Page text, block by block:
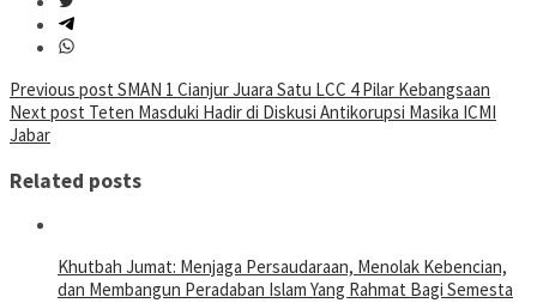
Post
navigation
Previous post SMAN 1 Cianjur Juara Satu LCC 4 Pilar Kebangsaan
Next post Teten Masduki Hadir di Diskusi Antikorupsi Masika ICMI
Jabar
Related posts
Khutbah Jumat: Menjaga Persaudaraan, Menolak Kebencian,
dan Membangun Peradaban Islam Yang Rahmat Bagi Semesta